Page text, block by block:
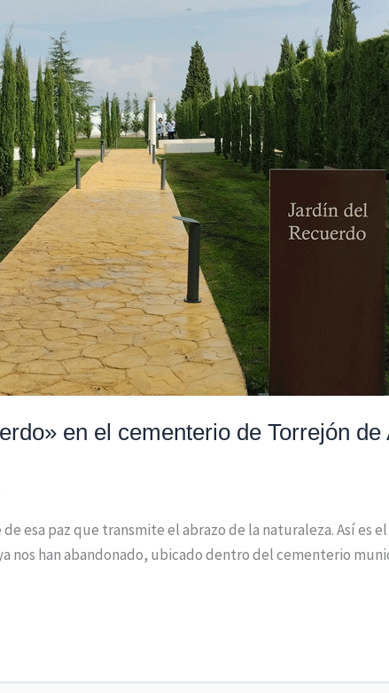
en el cementerio de Torrejón de
esa paz que transmite el abrazo de la naturaleza. Así es
nos han abandonado, ubicado dentro del cementerio